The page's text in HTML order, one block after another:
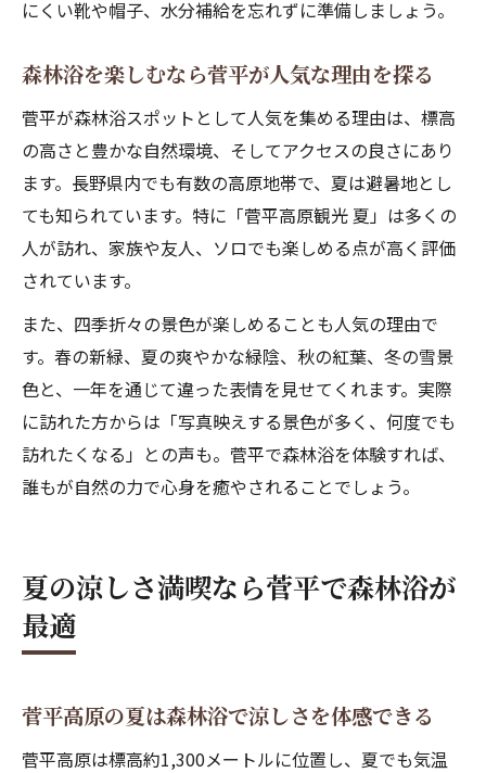
にくい靴や帽子、水分補給を忘れずに準備しましょう。
森林浴を楽しむなら菅平が人気な理由を探る
菅平が森林浴スポットとして人気を集める理由は、標高
の高さと豊かな自然環境、そしてアクセスの良さにあり
ます。長野県内でも有数の高原地帯で、夏は避暑地とし
ても知られています。特に「菅平高原観光 夏」は多くの
人が訪れ、家族や友人、ソロでも楽しめる点が高く評価
されています。
また、四季折々の景色が楽しめることも人気の理由で
す。春の新緑、夏の爽やかな緑陰、秋の紅葉、冬の雪景
色と、一年を通じて違った表情を見せてくれます。実際
に訪れた方からは「写真映えする景色が多く、何度でも
訪れたくなる」との声も。菅平で森林浴を体験すれば、
誰もが自然の力で心身を癒やされることでしょう。
夏の涼しさ満喫なら菅平で森林浴が
最適
菅平高原の夏は森林浴で涼しさを体感できる
菅平高原は標高約1,300メートルに位置し、夏でも気温